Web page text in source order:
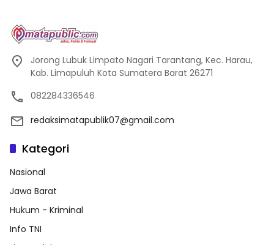
Jorong Lubuk Limpato Nagari Tarantang, Kec. Harau,
Kab. Limapuluh Kota Sumatera Barat 26271
082284336546
redaksimatapublik07@gmail.com
Kategori
Nasional
Jawa Barat
Hukum - Kriminal
Info TNI